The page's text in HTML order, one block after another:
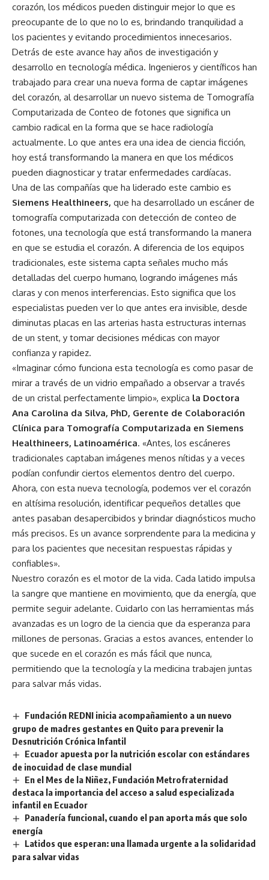
corazón, los médicos pueden distinguir mejor lo que es
preocupante de lo que no lo es, brindando tranquilidad a
los pacientes y evitando procedimientos innecesarios.
Detrás de este avance hay años de investigación y
desarrollo en tecnología médica. Ingenieros y científicos han
trabajado para crear una nueva forma de captar imágenes
del corazón, al desarrollar un nuevo sistema de Tomografía
Computarizada de Conteo de fotones que significa un
cambio radical en la forma que se hace radiología
actualmente. Lo que antes era una idea de ciencia ficción,
hoy está transformando la manera en que los médicos
pueden diagnosticar y tratar enfermedades cardíacas.
Una de las compañías que ha liderado este cambio es
Siemens Healthineers, que ha desarrollado un escáner de
tomografía computarizada con detección de conteo de
fotones, una tecnología que está transformando la manera
en que se estudia el corazón. A diferencia de los equipos
tradicionales, este sistema capta señales mucho más
detalladas del cuerpo humano, logrando imágenes más
claras y con menos interferencias. Esto significa que los
especialistas pueden ver lo que antes era invisible, desde
diminutas placas en las arterias hasta estructuras internas
de un stent, y tomar decisiones médicas con mayor
confianza y rapidez.
«Imaginar cómo funciona esta tecnología es como pasar de
mirar a través de un vidrio empañado a observar a través
de un cristal perfectamente limpio», explica la Doctora
Ana Carolina da Silva, PhD, Gerente de Colaboración
Clínica para Tomografía Computarizada en Siemens
Healthineers, Latinoamérica. «Antes, los escáneres
tradicionales captaban imágenes menos nítidas y a veces
podían confundir ciertos elementos dentro del cuerpo.
Ahora, con esta nueva tecnología, podemos ver el corazón
en altísima resolución, identificar pequeños detalles que
antes pasaban desapercibidos y brindar diagnósticos mucho
más precisos. Es un avance sorprendente para la medicina y
para los pacientes que necesitan respuestas rápidas y
confiables».
Nuestro corazón es el motor de la vida. Cada latido impulsa
la sangre que mantiene en movimiento, que da energía, que
permite seguir adelante. Cuidarlo con las herramientas más
avanzadas es un logro de la ciencia que da esperanza para
millones de personas. Gracias a estos avances, entender lo
que sucede en el corazón es más fácil que nunca,
permitiendo que la tecnología y la medicina trabajen juntas
para salvar más vidas.
Fundación REDNI inicia acompañamiento a un nuevo
grupo de madres gestantes en Quito para prevenir la
Desnutrición Crónica Infantil
Ecuador apuesta por la nutrición escolar con estándares
de inocuidad de clase mundial
En el Mes de la Niñez, Fundación Metrofraternidad
destaca la importancia del acceso a salud especializada
infantil en Ecuador
Panadería funcional, cuando el pan aporta más que solo
energía
Latidos que esperan: una llamada urgente a la solidaridad
para salvar vidas